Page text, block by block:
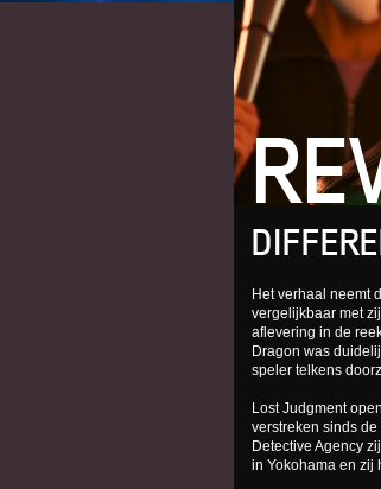
Het verhaal neemt
vergelijkbaar met
aflevering in de
Dragon was
speler telkens
Lost Judgment
verstreken sinds
Detective Agency
in Yokohama en zij